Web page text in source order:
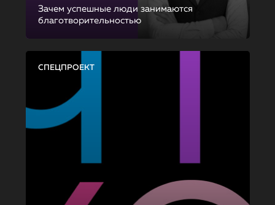
Зачем успешные люди занимаются
благотворительностью
СПЕЦПРОЕКТ